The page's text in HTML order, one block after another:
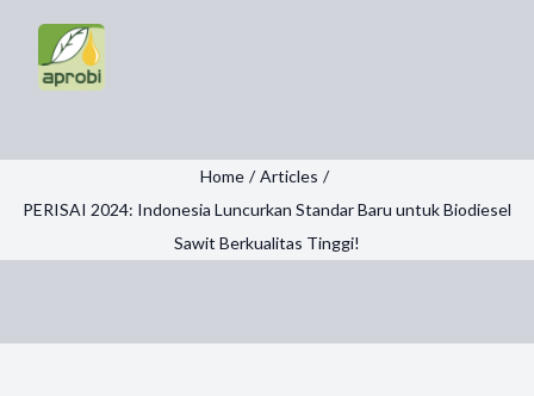
Home / Articles /
PERISAI 2024: Indonesia Luncurkan Standar Baru untuk Biodiesel
Sawit Berkualitas Tinggi!